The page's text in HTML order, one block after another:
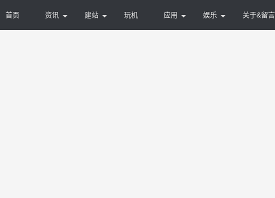
首页 资讯 建站 玩机 应用 娱乐 关于&留言